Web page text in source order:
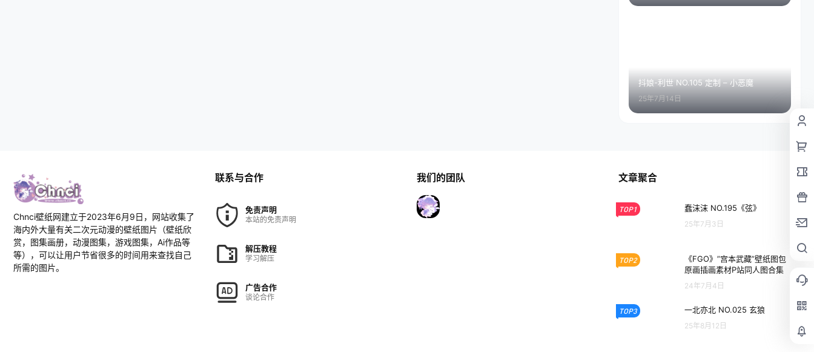
抖娘-利世 NO.105 定制 – 小恶魔
25年7月14日
Chnci壁纸网建立于2023年6月9日，网站收集了
海内外大量有关二次元动漫的壁纸图片（壁纸欣
赏，图集画册，动漫图集，游戏图集，Ai作品等
等），可以让用户节省很多的时间用来查找自己
所需的图片。
联系与合作
免责声明
本站的免责声明
解压教程
学习解压
广告合作
谈论合作
我们的团队 文章聚合
TOP1 蠢沫沫 NO.195《弦》
25年7月3日
TOP2
《FGO》”宫本武藏”壁纸图包
原画插画素材P站同人图合集
24年7月4日
TOP3 一北亦北 NO.025 玄狼
25年8月12日